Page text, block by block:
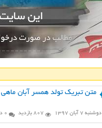
متن تبریک تولد همسر آبان ماهی
دوشنبه ۷ آبان ۱۳۹۷ 807 بازدید 0 دیدگاه